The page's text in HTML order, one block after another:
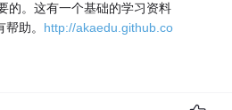
的。这有一个基础的学习资料
助。 http://akaedu.github.co